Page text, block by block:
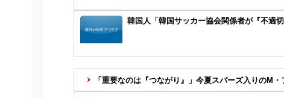
韓国人「韓国サッカー協会関係者が『不適
「重要なのは『つながり』」今夏スパーズ入りのM